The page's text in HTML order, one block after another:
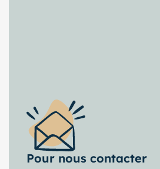
Pour nous contacter